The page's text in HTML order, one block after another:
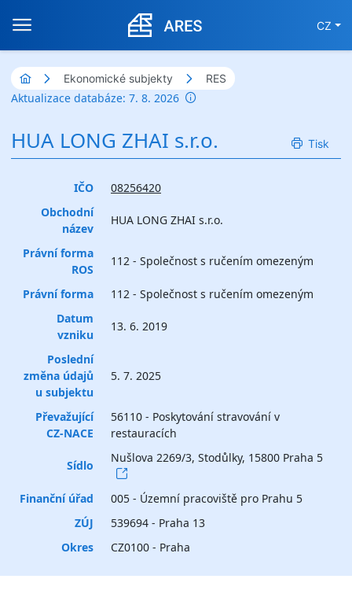
CZ
Ekonomické subjekty RES
Aktualizace databáze: 7. 8. 2026
HUA LONG ZHAI s.r.o. Tisk
IČO
08256420
Obchodní
název
HUA LONG ZHAI s.r.o.
Právní forma
ROS
112 - Společnost s ručením omezeným
Právní forma
112 - Společnost s ručením omezeným
Datum
vzniku
13. 6. 2019
Poslední
změna údajů
u subjektu
5. 7. 2025
Převažující
CZ-NACE
56110 - Poskytování stravování v
restauracích
Sídlo
Nušlova 2269/3, Stodůlky, 15800 Praha 5
Finanční úřad
005 - Územní pracoviště pro Prahu 5
ZÚJ
539694 - Praha 13
Okres
CZ0100 - Praha